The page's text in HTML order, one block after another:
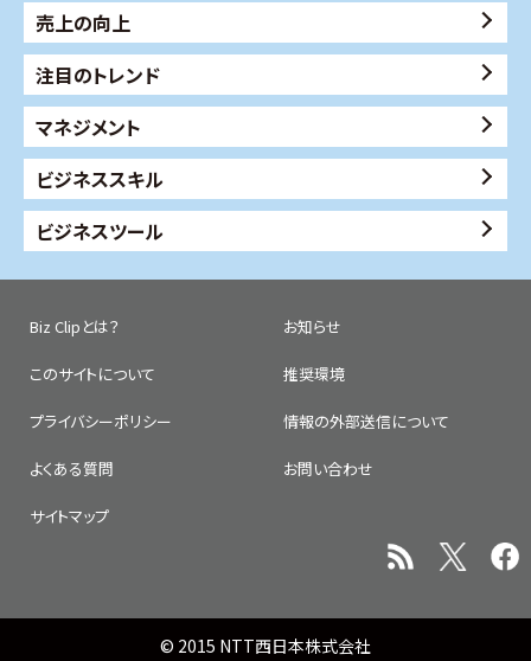
売上の向上
注目のトレンド
マネジメント
ビジネススキル
ビジネスツール
Biz Clipとは？ お知らせ
このサイトについて 推奨環境
プライバシーポリシー 情報の外部送信について
よくある質問 お問い合わせ
サイトマップ
© 2015 NTT西日本株式会社